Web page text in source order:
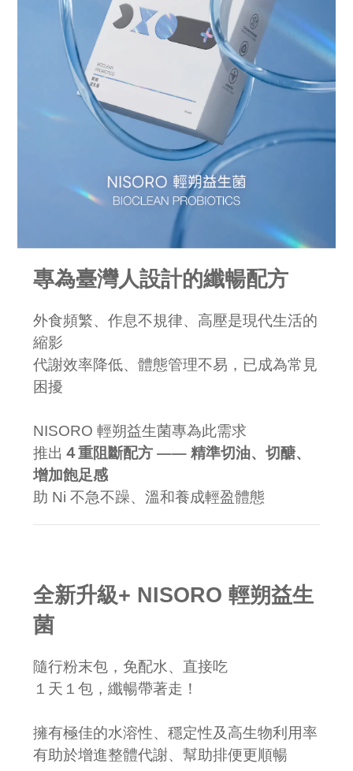
專為臺灣人設計的纖暢配方
外食頻繁、作息不規律、高壓是現代生活的
縮影
代謝效率降低、體態管理不易，已成為常見
困擾
NISORO 輕朔益生菌專為此需求
推出 ４重阻斷配方 —— 精準切油、切醣、
增加飽足感
助 Ni 不急不躁、溫和養成輕盈體態
全新升級+ NISORO 輕朔益生
菌
隨行粉末包，免配水、直接吃
１天１包，纖暢帶著走！
擁有極佳的水溶性、穩定性及高生物利用率
有助於增進整體代謝、幫助排便更順暢